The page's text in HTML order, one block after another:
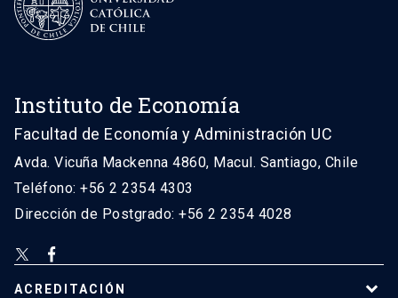
Instituto de Economía
Facultad de Economía y Administración UC
Avda. Vicuña Mackenna 4860, Macul. Santiago, Chile
Teléfono: +56 2 2354 4303
Dirección de Postgrado: +56 2 2354 4028
ACREDITACIÓN